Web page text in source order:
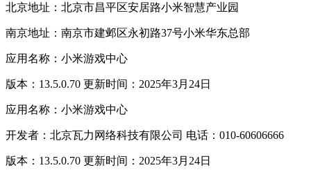
北京地址：北京市昌平区安居路小米智慧产业园
南京地址：南京市建邺区永初路37号小米华东总部
应用名称：小米游戏中心
版本：13.5.0.70 更新时间：2025年3月24日
应用名称：小米游戏中心
开发者：北京瓦力网络科技有限公司 电话：010-60606666
版本：13.5.0.70 更新时间：2025年3月24日